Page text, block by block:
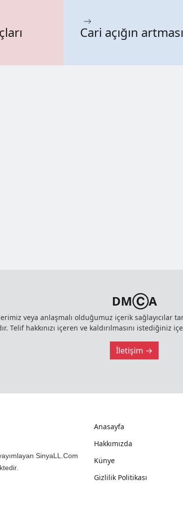
Cari açığın
DMⒸA
veya anlaşmalı olduğumuz içerik sağlayıcılar
Telif hakkınızı içeren ve kaldırılmasını
İletişim →
SinyaLL.Com
Anasayfa
Hakkımızda
Künye
Gizlilik Politikası